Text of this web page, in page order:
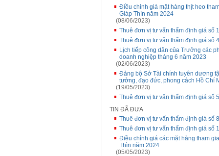
Điều chỉnh giá mặt hàng thịt heo
Giáp Thìn năm 2024
(08/06/2023)
Thuê đơn vị tư vấn thẩm định giá số
Thuê đơn vị tư vấn thẩm định giá số
Lịch tiếp công dân của Trưởng các
doanh nghiệp tháng 6 năm 2023
(02/06/2023)
Đảng bộ Sở Tài chính tuyên dương
tưởng, đạo đức, phong cách Hồ Chí
(19/05/2023)
Thuê đơn vị tư vấn thẩm định giá số
TIN ĐÃ ĐƯA
Thuê đơn vị tư vấn thẩm định giá số
Thuê đơn vị tư vấn thẩm định giá số
Điều chỉnh giá các mặt hàng tham
Thìn năm 2024
(05/05/2023)